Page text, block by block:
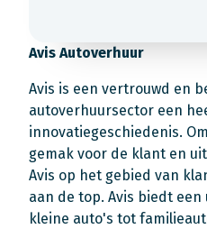
Avis Autoverhuur
Avis is een vertrouwd en
autoverhuursector een
innovatiegeschiedenis.
gemak voor de klant en
Avis op het gebied van
aan de top. Avis biedt
kleine auto's tot